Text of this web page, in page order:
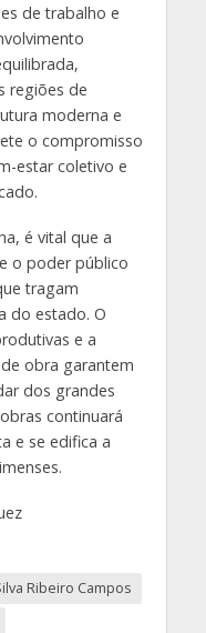
de trabalho e
regiões de
moderna e
o compromisso
estar coletivo e
é vital que a
o poder público
tragam
do estado. O
e a
obra garantem
dos grandes
continuará
e se edifica a
Ribeiro Campos